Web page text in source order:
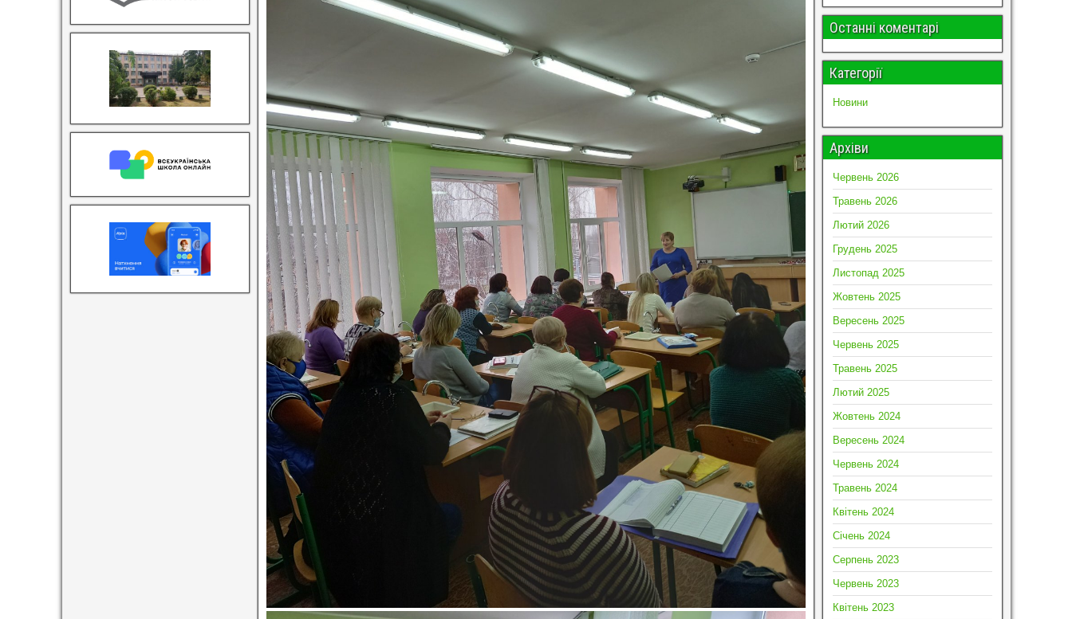
Останні коментарі
Категорії
Новини
Архіви
Червень 2026
Травень 2026
Лютий 2026
Грудень 2025
Листопад 2025
Жовтень 2025
Вересень 2025
Червень 2025
Травень 2025
Лютий 2025
Жовтень 2024
Вересень 2024
Червень 2024
Травень 2024
Квітень 2024
Січень 2024
Серпень 2023
Червень 2023
Квітень 2023